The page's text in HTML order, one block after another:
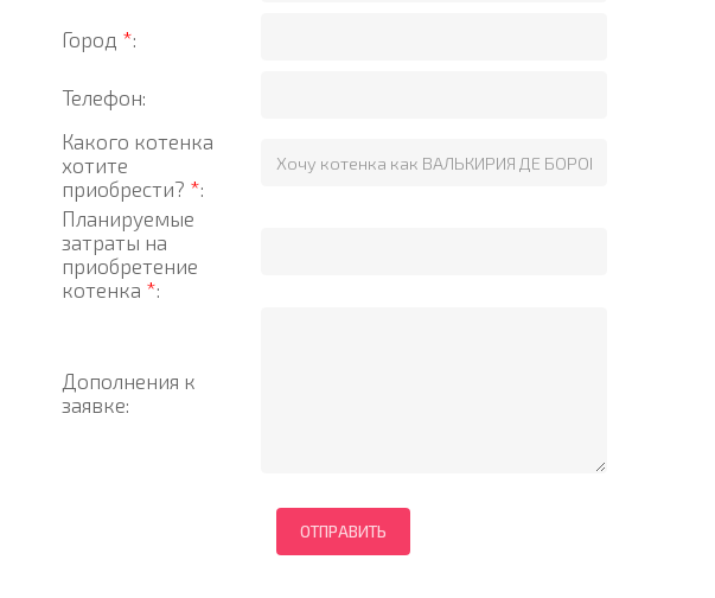
Город *:
Телефон:
Какого котенка
хотите
приобрести? *:
Планируемые
затраты на
приобретение
котенка *:
Дополнения к
заявке: